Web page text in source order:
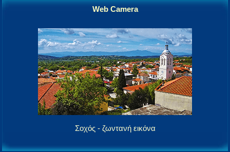
Web Camera
Σοχός - ζωντανή εικόνα